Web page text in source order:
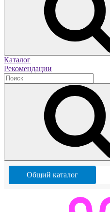
Каталог
Рекомендации
Общий каталог